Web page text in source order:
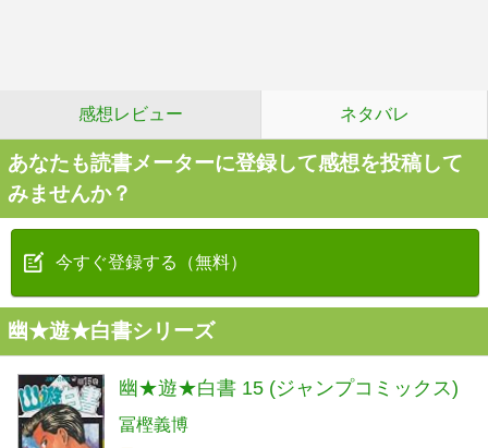
感想レビュー ネタバレ
あなたも読書メーターに登録して感想を投稿して
みませんか？
今すぐ登録する（無料）
幽★遊★白書シリーズ
幽★遊★白書 15 (ジャンプコミックス)
冨樫義博